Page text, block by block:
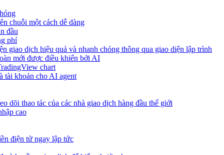
chuỗi một cách dễ dàng
đầu
phí
giao dịch hiệu quả và nhanh chóng thông qua giao diện lập trình
mới được điều khiển bởi AI
chart
tài khoản cho AI agent
dõi thao tác của các nhà giao dịch hàng đầu thế giới
cao
điện tử ngay lập tức